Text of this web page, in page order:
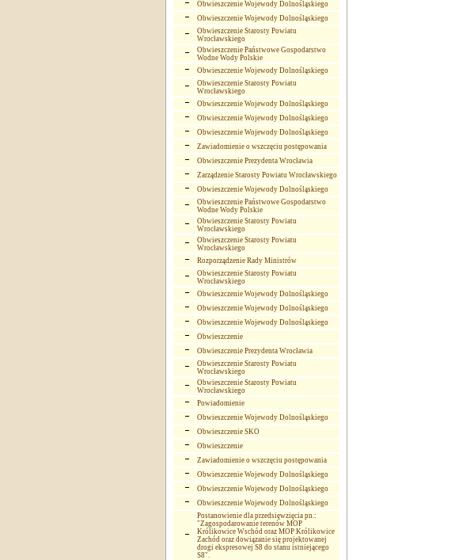
Obwieszczenie Wojewody Dolnośląskiego
Obwieszczenie Wojewody Dolnośląskiego
Obwieszczenie Starosty Powiatu
Wrocławskiego
Obwieszczenie Państwowe Gospodarstwo
Wodne Wody Polskie
Obwieszczenie Wojewody Dolnośląskiego
Obwieszczenie Starosty Powiatu
Wrocławskiego
Obwieszczenie Wojewody Dolnośląskiego
Obwieszczenie Wojewody Dolnośląskiego
Obwieszczenie Wojewody Dolnośląskiego
Zawiadomienie o wszczęciu postępowania
Obwieszczenie Prezydenta Wrocławia
Zarządzenie Starosty Powiatu Wrocławskiego
Obwieszczenie Wojewody Dolnośląskiego
Obwieszczenie Państwowe Gospodarstwo
Wodne Wody Polskie
Obwieszczenie Starosty Powiatu
Wrocławskiego
Obwieszczenie Starosty Powiatu
Wrocławskiego
Rozporządzenie Rady Ministrów
Obwieszczenie Starosty Powiatu
Wrocławskiego
Obwieszczenie Wojewody Dolnośląskiego
Obwieszczenie Wojewody Dolnośląskiego
Obwieszczenie Wojewody Dolnośląskiego
Obwieszczenie
Obwieszczenie Prezydenta Wrocławia
Obwieszczenie Starosty Powiatu
Wrocławskiego
Obwieszczenie Starosty Powiatu
Wrocławskiego
Powiadomienie
Obwieszczenie Wojewody Dolnośląskiego
Obwieszczenie SKO
Obwieszczenie
Zawiadomienie o wszczęciu postępowania
Obwieszczenie Wojewody Dolnośląskiego
Obwieszczenie Wojewody Dolnośląskiego
Obwieszczenie Wojewody Dolnośląskiego
Postanowienie dla przedsięwzięcia pn.:
"Zagospodarowanie terenów MOP
Królikowice Wschód oraz MOP Królikowice
Zachód oraz dowiązanie się projektowanej
drogi ekspresowej S8 do stanu istniejącego
S8".